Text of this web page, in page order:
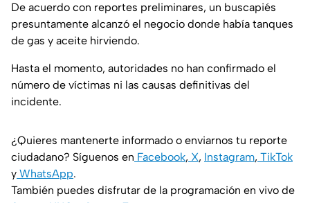
De acuerdo con reportes preliminares, un buscapiés
presuntamente alcanzó el negocio donde había tanques
de gas y aceite hirviendo.
Hasta el momento, autoridades no han confirmado el
número de víctimas ni las causas definitivas del
incidente.
¿Quieres mantenerte informado o enviarnos tu reporte
ciudadano? Síguenos en Facebook, X, Instagram, TikTok
y WhatsApp.
También puedes disfrutar de la programación en vivo de